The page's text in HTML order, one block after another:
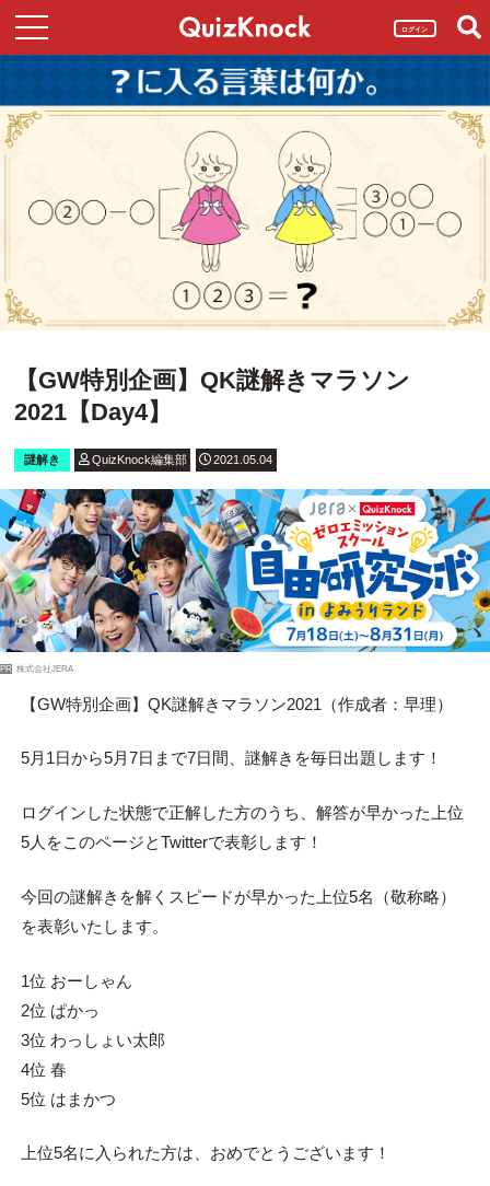
ログイン
【GW特別企画】QK謎解きマラソン
2021【Day4】
謎解き QuizKnock編集部 2021.05.04
PR 株式会社JERA
【GW特別企画】QK謎解きマラソン2021（作成者：早理）
5月1日から5月7日まで7日間、謎解きを毎日出題します！
ログインした状態で正解した方のうち、解答が早かった上位
5人をこのページとTwitterで表彰します！
今回の謎解きを解くスピードが早かった上位5名（敬称略）
を表彰いたします。
1位 おーしゃん
2位 ぱかっ
3位 わっしょい太郎
4位 春
5位 はまかつ
上位5名に入られた方は、おめでとうございます！